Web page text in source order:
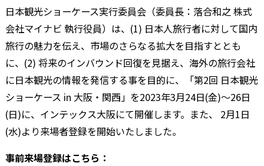
日本観光ショーケース実行委員会（委員長：落合和之 株式
会社マイナビ 執行役員）は、(1) 日本人旅行者に対して国内
旅行の魅力を伝え、市場のさらなる拡大を目指すととも
に、(2) 将来のインバウンド回復を見据え、海外の旅行会社
に日本観光の情報を発信する事を目的に、「第2回 日本観光
ショーケース in 大阪・関西」を2023年3月24日(金)～26日
(日)に、インテックス大阪にて開催します。また、 2月1日
(水)より来場者登録を開始いたしました。
事前来場登録はこちら：